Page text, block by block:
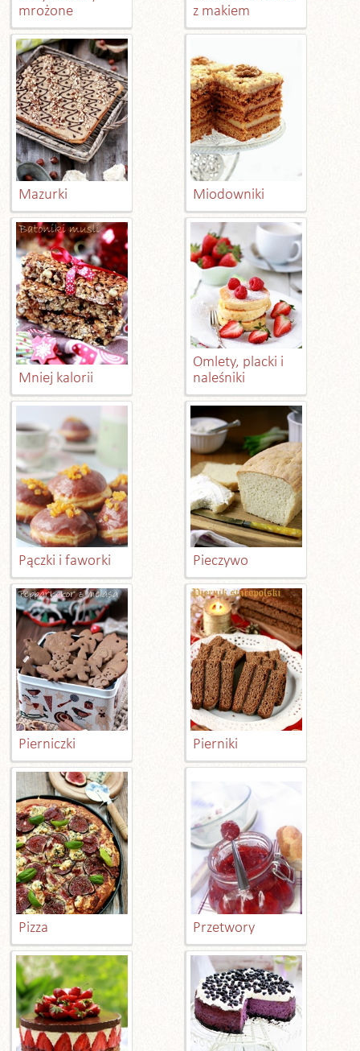
mrożone
z makiem
Mazurki Miodowniki
Mniej kalorii
Omlety, placki i
naleśniki
Pączki i faworki Pieczywo
Pierniczki Pierniki
Pizza Przetwory